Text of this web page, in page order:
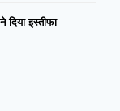
दिया इस्तीफा